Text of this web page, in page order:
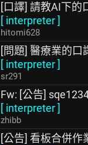
[口譯] 請教AI下的
[ interpreter]
hitomi628
[問題] 醫療業的口
[ interpreter]
sr291
Fw: [公告]
[ interpreter]
zhibb
[公告] 看板合併作